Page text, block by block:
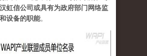
汉虹信公司或具有为政府部门网络监
设备的职能。